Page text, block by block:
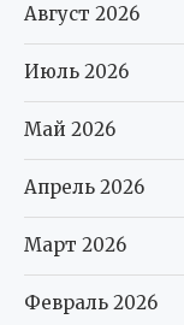
Август 2026
Июль 2026
Май 2026
Апрель 2026
Март 2026
Февраль 2026